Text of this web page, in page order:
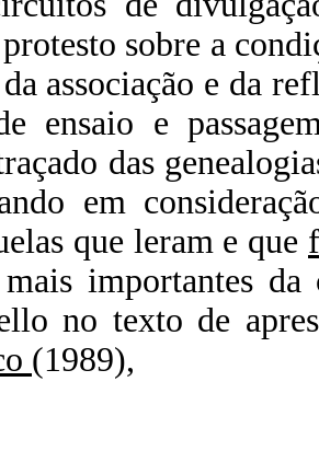
sobre a
associação e da
ensaio e
das
em
que leram e que
mais importantes
no texto de
(1989),